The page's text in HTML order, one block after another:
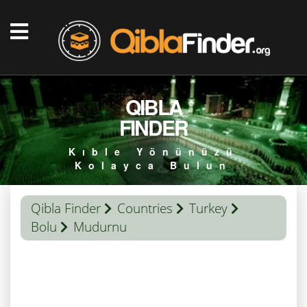
QIBLA
FINDER
Kıble Yönünüzü
Kolayca Bulun
Qibla Finder Countries
Turkey
Bolu
Mudurnu